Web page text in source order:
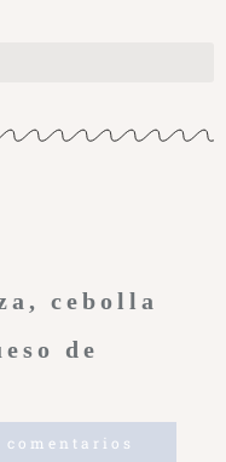
cebolla
de
comentarios